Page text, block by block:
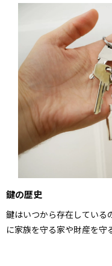
鍵の歴史
鍵はいつから存在している
に家族を守る家や財産を守